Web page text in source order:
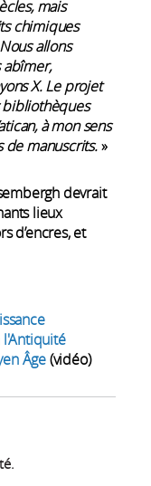
mais
chimiques
allons
abîmer,
X. Le projet
bibliothèques
à mon sens
de manuscrits.»
devrait
lieux
d’encres, et
l'Antiquité
Âge(vidéo)